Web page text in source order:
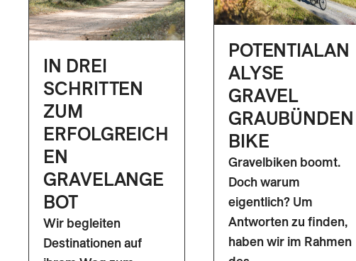
IN DREI
SCHRITTEN
ZUM
ERFOLGREICH
EN
GRAVELANGE
BOT
Wir begleiten
Destinationen auf
POTENTIALAN
ALYSE
GRAVEL
GRAUBÜNDEN
BIKE
Gravelbiken boomt.
Doch warum
eigentlich? Um
Antworten zu finden,
haben wir im Rahmen